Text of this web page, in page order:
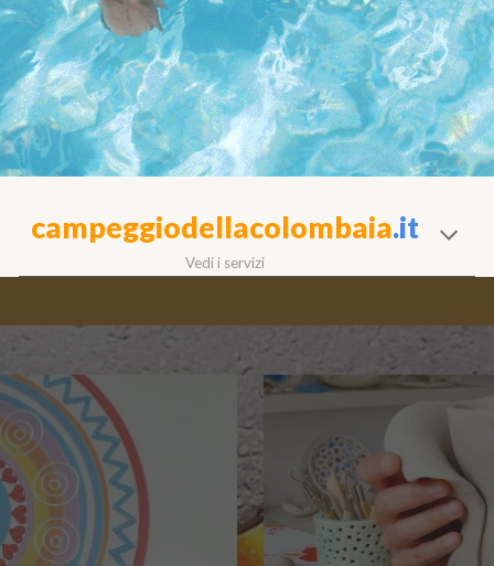
campeggiodellacolombaia.it
Vedi i servizi